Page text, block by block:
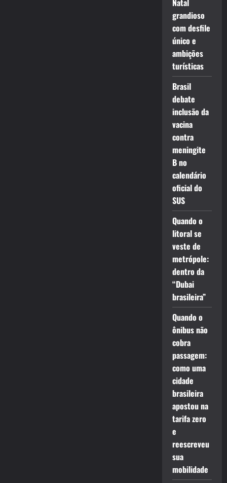
Natal
grandioso
com desfile
único e
ambições
turísticas
Brasil
debate
inclusão da
vacina
contra
meningite
B no
calendário
oficial do
SUS
Quando o
litoral se
veste de
metrópole:
dentro da
“Dubai
brasileira”
Quando o
ônibus não
cobra
passagem:
como uma
cidade
brasileira
apostou na
tarifa zero
e
reescreveu
sua
mobilidade